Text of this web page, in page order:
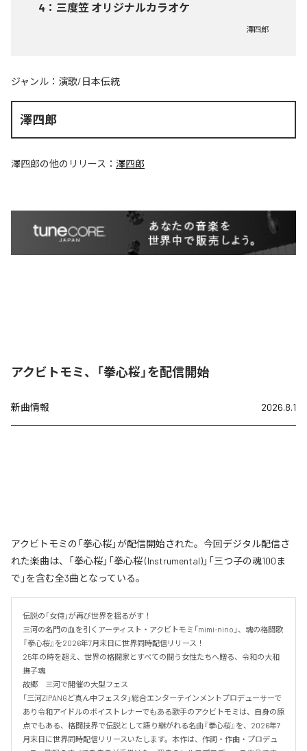
4 ： 三度笠 オリジナルカラオケ
澤四郎
ジャンル： 演歌/日本伝統
澤四郎
澤四郎の他のリリース： 澤四郎
アクビトモミ、「拳心桜」を配信開始
新曲情報 2026.8.1
アクビトモミの「拳心桜」が配信開始された。今回デジタル配信さ
れた楽曲は、「拳心桜」「拳心桜 (Instrumental)」「三つ子の魂100ま
で」を含む全3曲となっている。
伝説の「女侍」が再び世界を揺るがす！
三河の名門の血を引くアーティスト・アクビトモミ「mimi-nino」、魂の格闘歌
『拳心桜』を2026年7月末日に世界同時配信リリース！
25年の時を超え、世界の格闘家とすべての闘う女性たちへ贈る、令和の大和
撫子魂
故郷　三河で開催の大型フェス
「三河ZIPANGど真ん中フェスタ」総合エンターテインメントプロデューサーで
あり令和アイドルのボイストレナーでもある歌手のアクビトモミは、自身の原
点でもある、格闘技界で伝説として語り継がれる名曲『拳心桜』を、2026年7
月末日に世界同時配信リリースいたします。本作は、作詞・作曲・プロデュ